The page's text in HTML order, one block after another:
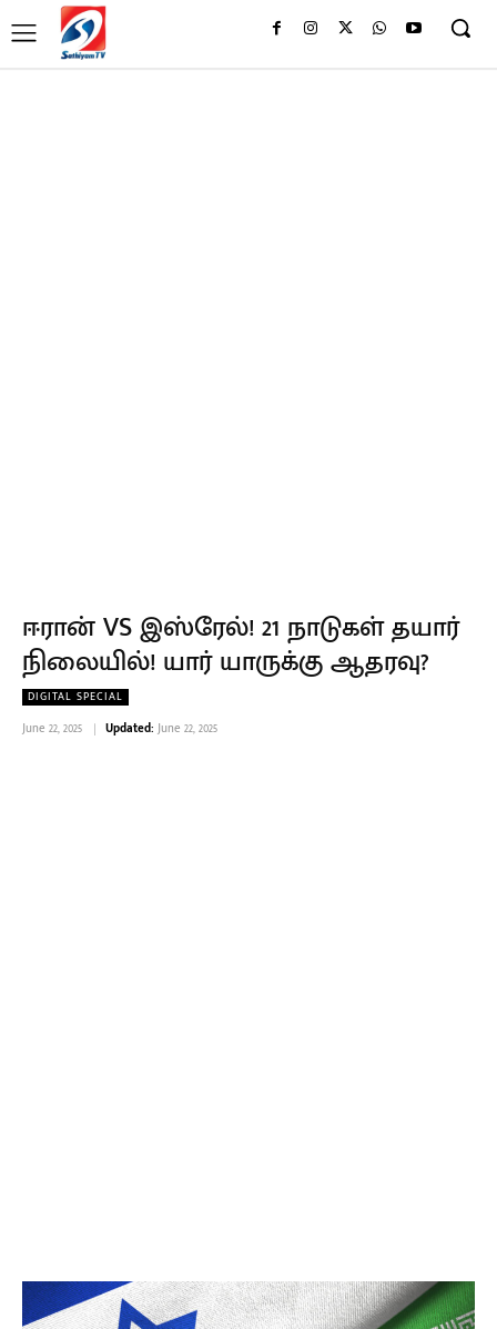
ஈரான் VS இஸ்ரேல்! 21 நாடுகள் தயார்
நிலையில்! யார் யாருக்கு ஆதரவு?
DIGITAL SPECIAL
June 22, 2025 Updated: June 22, 2025